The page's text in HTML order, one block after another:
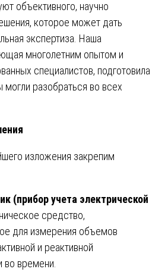
объективного, научно
которое может дать
экспертиза. Наша
многолетним опытом и
специалистов, подготовила
разобраться во всех
изложения закрепим
(прибор учета электрической
средство,
для измерения объемов
и реактивной
во времени.